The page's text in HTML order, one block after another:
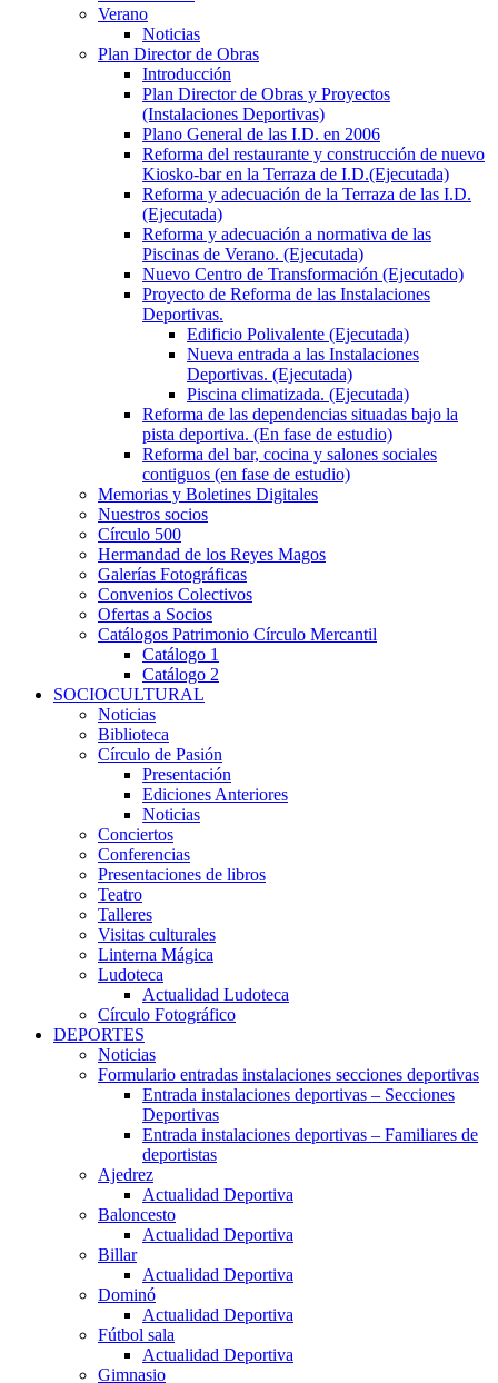
Verano
Noticias
Plan Director de Obras
Introducción
Plan Director de Obras y Proyectos
(Instalaciones Deportivas)
Plano General de las I.D. en 2006
Reforma del restaurante y construcción de nuevo
Kiosko-bar en la Terraza de I.D.(Ejecutada)
Reforma y adecuación de la Terraza de las I.D.
(Ejecutada)
Reforma y adecuación a normativa de las
Piscinas de Verano. (Ejecutada)
Nuevo Centro de Transformación (Ejecutado)
Proyecto de Reforma de las Instalaciones
Deportivas.
Edificio Polivalente (Ejecutada)
Nueva entrada a las Instalaciones
Deportivas. (Ejecutada)
Piscina climatizada. (Ejecutada)
Reforma de las dependencias situadas bajo la
pista deportiva. (En fase de estudio)
Reforma del bar, cocina y salones sociales
contiguos (en fase de estudio)
Memorias y Boletines Digitales
Nuestros socios
Círculo 500
Hermandad de los Reyes Magos
Galerías Fotográficas
Convenios Colectivos
Ofertas a Socios
Catálogos Patrimonio Círculo Mercantil
Catálogo 1
Catálogo 2
SOCIOCULTURAL
Noticias
Biblioteca
Círculo de Pasión
Presentación
Ediciones Anteriores
Noticias
Conciertos
Conferencias
Presentaciones de libros
Teatro
Talleres
Visitas culturales
Linterna Mágica
Ludoteca
Actualidad Ludoteca
Círculo Fotográfico
DEPORTES
Noticias
Formulario entradas instalaciones secciones deportivas
Entrada instalaciones deportivas – Secciones
Deportivas
Entrada instalaciones deportivas – Familiares de
deportistas
Ajedrez
Actualidad Deportiva
Baloncesto
Actualidad Deportiva
Billar
Actualidad Deportiva
Dominó
Actualidad Deportiva
Fútbol sala
Actualidad Deportiva
Gimnasio